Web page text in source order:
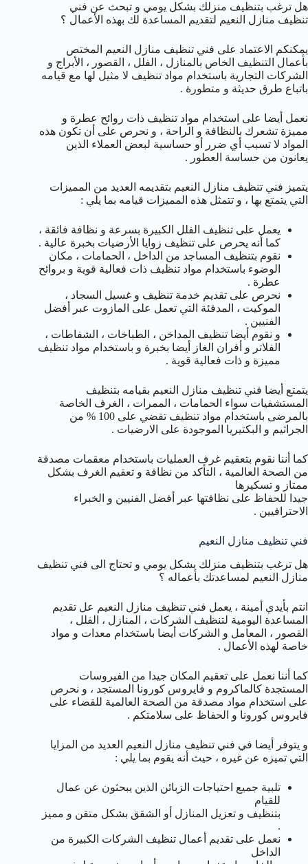
هل ترغب بتنظيف منزلك بشكل يومي و تبحث عن فني
تنظيف منازل النعيم لتقديم المساعدة لك بهذه الأعمال ؟
يمكنكم الاعتماد على فني تنظيف منازل النعيم المختص
بأعمال التنظيف الخاص بالمنازل ، الفلل ، القصور ، الأبراج و
الشركات التجارية باستخدام مواد تنظيف لا مثيل لها مع قيامه
باتباع طرق حديثة و متطورة .
نعمل أيضا على استخدام مواد تنظيف ذات روائح عطرة و
مميزة تشعرك بالنظافة و الراحة ، و نحرص على أن تكون هذه
المواد لا تسبب أي ضرر أو حساسية لبعض العملاء الذين
يعانون من حساسة العطور .
يتميز فني تنظيف منازل النعيم بتقديمه العديد من المميزات
التي يتمتع بها ، و تتمثل هذه المميزات قيامه بما يلي :
يعمل على تنظيف الفلل الكبيرة بسرعة و نظافة فائقة ،
كما أنه يحرص على تنظيف زوايا الأرضيات بخبرة عالية .
نقوم بتنظيف المساجد من الداخل ، الحمامات ، مكان
الوضوء باستخدام مواد تنظيف ذات فعالية قوية و بروائح
عطرة .
نحرص على تقديم خدمة تنظيف و غسيل السجاد ،
الموكيت ، المدفئة التي تعمل على المازوت عبر أفضل
الفنيين .
و نقوم أيضا تنظيف المداخن ، الطباخات ، الشفاطات ،
الفلاتر و أفران الغاز أيضا بخبرة و باستخدام مواد تنظيف
مميزة و ذات فعالية قوية .
يتمتع أيضا فني تنظيف منازل النعيم بقيامه بتنظيف
المستشفيات سواء الحمامات ، الممرات ، الغرف الخاصة
بالمرضى باستخدام مواد تنظيف تقضي على 100 % من
الجراثيم و البكتيريا الموجودة على الارضيات .
كما أننا نقوم بتعقيم غرف العمليات باستخدام معقمات مصدقة
من الصحة العالمية ، التأكد من نظافة و تعقيم الغرف بشكل
ممتاز و تسكيرها
جيدا للحفاظ على نظافتها عبر أفضل الفنيين و الخبراء
الاحترافيين .
فني تنظيف منازل النعيم
هل ترغب بتنظيف منزلك بشكل يومي و تحتاج الى فني تنظيف
منازل النعيم لمساعدتك بأعماله ؟
انتم بأيدي أمينة ، يعمل فني تنظيف منازل النعيم عل تقديم
المساعدة اليومية لتنظيف الشركات ، المنازل ، الفلل ،
القصور ، المعامل و الشركات أيضا باستخدام معدات و مواد
خاصة لهذه الأعمال .
كما أننا نعمل على تعقيم المكان جيدا من الفيروسات
المستجدة كالماكروم و فايروس كورونا المستجد ، و نحرص
على استخدام مواد مصدقة من الصحة العالمية للقضاء على
فايروس كورونا و الحفاظ على سلامتكم .
و يتوفر أيضا في فني تنظيف منازل النعيم العديد من المزايا
التي تميزه عن غيره ، حيث أنه يقوم بما يلي :
تلبية جميع احتياجات الزبائن الذين يبحثون عن عمال
للقيام
بتنظيف و تعزيل المنازل أو الشقق بشكل متقن و مميز
.
نعمل على تقديم أعمال تنظيف الشركات الكبيرة من
الداخل